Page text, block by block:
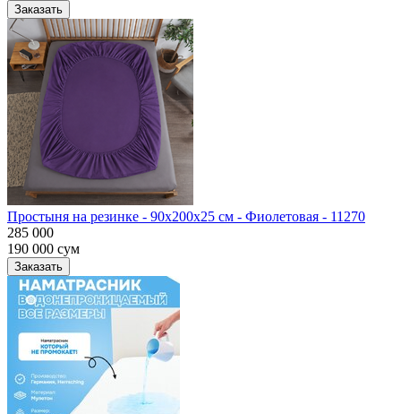
Заказать
Простыня на резинке - 90x200x25 cм - Фиолетовая - 11270
285 000
190 000 сум
Заказать